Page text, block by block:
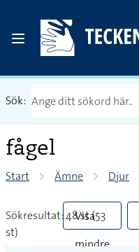
Sök:
fågel
Start Ämne Djur
Sökresultat: 48 st (53
st)
Visa
mindre